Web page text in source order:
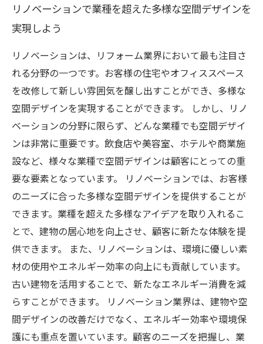
リノベーションで業種を超えた多様な空間デザインを
実現しよう
リノベーションは、リフォーム業界において最も注目さ
れる分野の一つです。お客様の住宅やオフィススペース
を改修して新しい雰囲気を醸し出すことができ、多様な
空間デザインを実現することができます。 しかし、リノ
ベーションの分野に限らず、どんな業種でも空間デザイ
ンは非常に重要です。飲食店や美容室、ホテルや商業施
設など、様々な業種で空間デザインは顧客にとっての重
要な要素となっています。 リノベーションでは、お客様
のニーズに合った多様な空間デザインを提供することが
できます。業種を超えた多様なアイデアを取り入れるこ
とで、建物の居心地を向上させ、顧客に新たな体験を提
供できます。 また、リノベーションは、環境に優しい素
材の使用やエネルギー効率の向上にも貢献しています。
古い建物を活用することで、新たなエネルギー消費を減
らすことができます。 リノベーション業界は、建物や空
間デザインの改善だけでなく、エネルギー効率や環境保
護にも重点を置いています。顧客のニーズを把握し、業